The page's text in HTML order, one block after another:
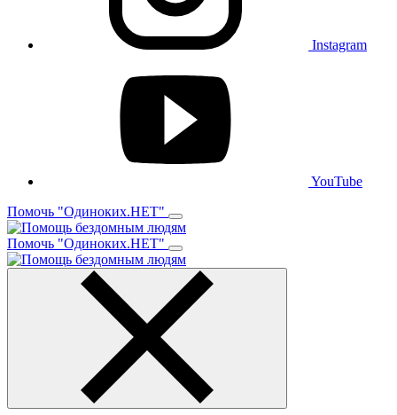
Instagram
YouTube
Помочь "Одиноких.НЕТ"
Помочь "Одиноких.НЕТ"